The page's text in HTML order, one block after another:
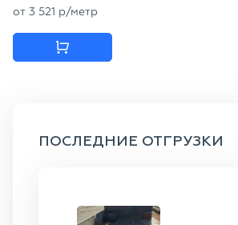
от 3 521 p/метр
ПОСЛЕДНИЕ ОТГРУЗКИ